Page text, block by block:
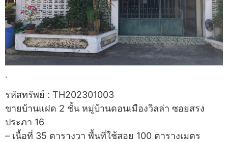
.
รหัสทรัพย์ : TH202301003
ขายบ้านแฝด 2 ชั้น หมู่บ้านดอนเมืองวิลล่า ซอยสรง
ประภา 16
– เนื้อที่ 35 ตารางวา พื้นที่ใช้สอย 100 ตารางเมตร